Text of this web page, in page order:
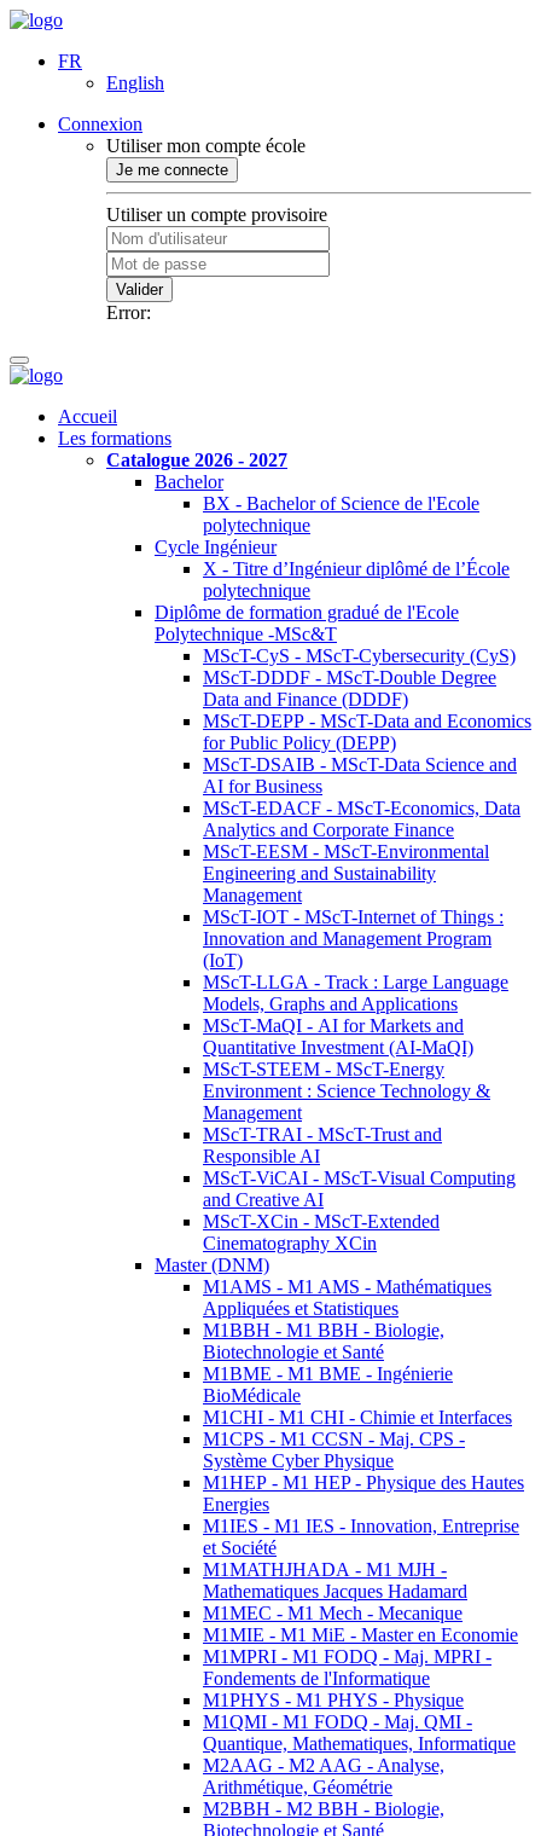
FR
English
Connexion
Utiliser mon compte école
Je me connecte
Utiliser un compte provisoire
Valider
Error:
Accueil
Les formations
Catalogue 2026 - 2027
Bachelor
BX - Bachelor of Science de l'Ecole
polytechnique
Cycle Ingénieur
X - Titre d’Ingénieur diplômé de l’École
polytechnique
Diplôme de formation gradué de l'Ecole
Polytechnique -MSc&T
MScT-CyS - MScT-Cybersecurity (CyS)
MScT-DDDF - MScT-Double Degree
Data and Finance (DDDF)
MScT-DEPP - MScT-Data and Economics
for Public Policy (DEPP)
MScT-DSAIB - MScT-Data Science and
AI for Business
MScT-EDACF - MScT-Economics, Data
Analytics and Corporate Finance
MScT-EESM - MScT-Environmental
Engineering and Sustainability
Management
MScT-IOT - MScT-Internet of Things :
Innovation and Management Program
(IoT)
MScT-LLGA - Track : Large Language
Models, Graphs and Applications
MScT-MaQI - AI for Markets and
Quantitative Investment (AI-MaQI)
MScT-STEEM - MScT-Energy
Environment : Science Technology &
Management
MScT-TRAI - MScT-Trust and
Responsible AI
MScT-ViCAI - MScT-Visual Computing
and Creative AI
MScT-XCin - MScT-Extended
Cinematography XCin
Master (DNM)
M1AMS - M1 AMS - Mathématiques
Appliquées et Statistiques
M1BBH - M1 BBH - Biologie,
Biotechnologie et Santé
M1BME - M1 BME - Ingénierie
BioMédicale
M1CHI - M1 CHI - Chimie et Interfaces
M1CPS - M1 CCSN - Maj. CPS -
Système Cyber Physique
M1HEP - M1 HEP - Physique des Hautes
Energies
M1IES - M1 IES - Innovation, Entreprise
et Société
M1MATHJHADA - M1 MJH -
Mathematiques Jacques Hadamard
M1MEC - M1 Mech - Mecanique
M1MIE - M1 MiE - Master en Economie
M1MPRI - M1 FODQ - Maj. MPRI -
Fondements de l'Informatique
M1PHYS - M1 PHYS - Physique
M1QMI - M1 FODQ - Maj. QMI -
Quantique, Mathematiques, Informatique
M2AAG - M2 AAG - Analyse,
Arithmétique, Géométrie
M2BBH - M2 BBH - Biologie,
Biotechnologie et Santé